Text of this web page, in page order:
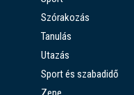
Szórakozás
Tanulás
Utazás
Sport és szabadidő